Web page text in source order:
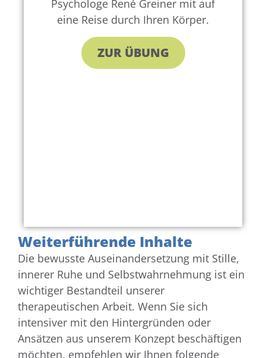
Psychologe René Greiner mit auf
eine Reise durch Ihren Körper.
ZUR ÜBUNG
Weiterführende Inhalte
Die bewusste Auseinandersetzung mit Stille,
innerer Ruhe und Selbstwahrnehmung ist ein
wichtiger Bestandteil unserer
therapeutischen Arbeit. Wenn Sie sich
intensiver mit den Hintergründen oder
Ansätzen aus unserem Konzept beschäftigen
möchten, empfehlen wir Ihnen folgende